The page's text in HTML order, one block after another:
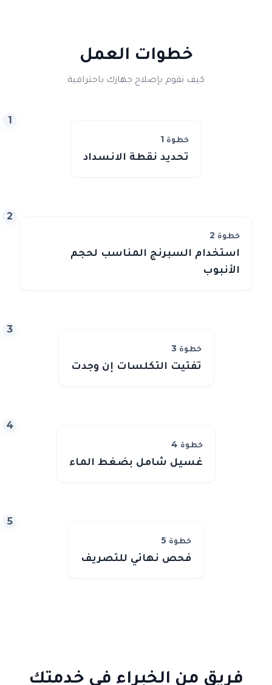
خطوات العمل
كيف نقوم بإصلاح جهازك باحترافية
خطوة 1
تحديد نقطة الانسداد
1
خطوة 2
استخدام السبرنج المناسب لحجم
الأنبوب
2
خطوة 3
تفتيت التكلسات إن وجدت
3
خطوة 4
غسيل شامل بضغط الماء
4
خطوة 5
فحص نهائي للتصريف
5
فريق من الخبراء في خدمتك